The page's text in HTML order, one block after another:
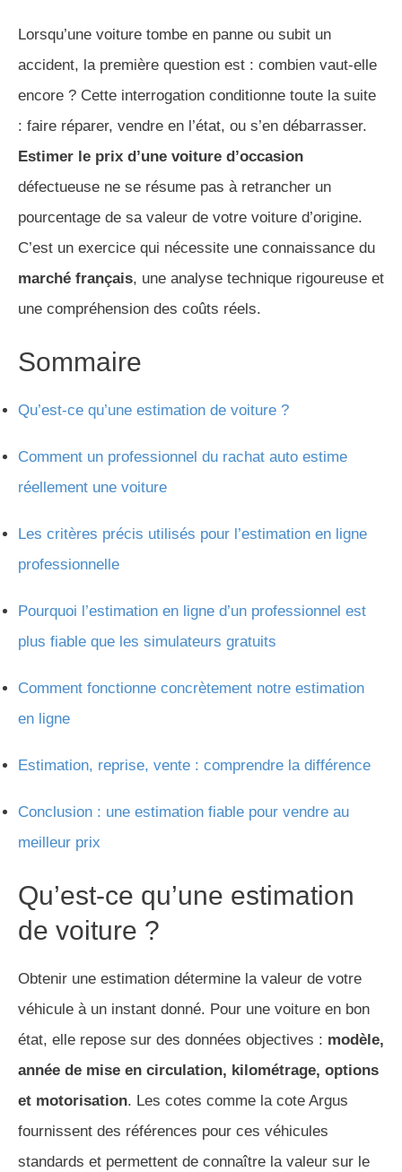
Lorsqu’une voiture tombe en panne ou subit un
accident, la première question est : combien vaut-elle
encore ? Cette interrogation conditionne toute la suite
: faire réparer, vendre en l’état, ou s’en débarrasser.
Estimer le prix d’une voiture d’occasion
défectueuse ne se résume pas à retrancher un
pourcentage de sa valeur de votre voiture d’origine.
C’est un exercice qui nécessite une connaissance du
marché français, une analyse technique rigoureuse et
une compréhension des coûts réels.
Sommaire
Qu’est-ce qu’une estimation de voiture ?
Comment un professionnel du rachat auto estime
réellement une voiture
Les critères précis utilisés pour l’estimation en ligne
professionnelle
Pourquoi l’estimation en ligne d’un professionnel est
plus fiable que les simulateurs gratuits
Comment fonctionne concrètement notre estimation
en ligne
Estimation, reprise, vente : comprendre la différence
Conclusion : une estimation fiable pour vendre au
meilleur prix
Qu’est-ce qu’une estimation
de voiture ?
Obtenir une estimation détermine la valeur de votre
véhicule à un instant donné. Pour une voiture en bon
état, elle repose sur des données objectives : modèle,
année de mise en circulation, kilométrage, options
et motorisation. Les cotes comme la cote Argus
fournissent des références pour ces véhicules
standards et permettent de connaître la valeur sur le